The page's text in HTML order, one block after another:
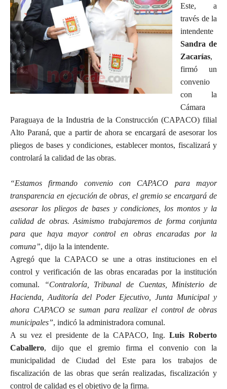
Este, a
través de la
intendente
Sandra de
Zacarías,
firmó un
convenio
con la
Cámara
Paraguaya de la Industria de la Construcción (CAPACO) filial
Alto Paraná, que a partir de ahora se encargará de asesorar los
pliegos de bases y condiciones, establecer montos, fiscalizará y
controlará la calidad de las obras.
“Estamos firmando convenio con CAPACO para mayor
transparencia en ejecución de obras, el gremio se encargará de
asesorar los pliegos de bases y condiciones, los montos y la
calidad de obras. Asimismo trabajaremos de forma conjunta
para que haya mayor control en obras encaradas por la
comuna”, dijo la la intendente.
Agregó que la CAPACO se une a otras instituciones en el
control y verificación de las obras encaradas por la institución
comunal.
“Contraloría, Tribunal de Cuentas, Ministerio de
Hacienda, Auditoría del Poder Ejecutivo, Junta Municipal y
ahora CAPACO se suman para realizar el control de obras
municipales”, indicó la administradora comunal.
A su vez el presidente de la CAPACO, Ing.Luis Roberto
Caballero, dijo que el gremio firma el convenio con la
municipalidad de Ciudad del Este para los trabajos de
fiscalización de las obras que serán realizadas, fiscalización y
control de calidad es el objetivo de la firma.